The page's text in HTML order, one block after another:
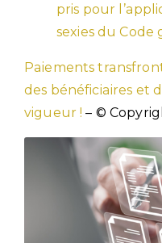
pris pour
sexies du Code
Paiements
des bénéficiaires et
vigueur ! – ©